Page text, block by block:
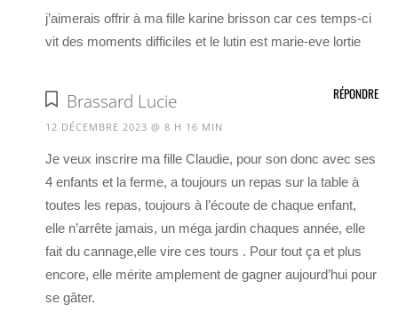
j’aimerais offrir à ma fille karine brisson car ces temps-ci
vit des moments difficiles et le lutin est marie-eve lortie
Brassard Lucie
12 DÉCEMBRE 2023 @ 8 H 16 MIN
Je veux inscrire ma fille Claudie, pour son donc avec ses
4 enfants et la ferme, a toujours un repas sur la table à
toutes les repas, toujours à l’écoute de chaque enfant,
elle n’arrête jamais, un méga jardin chaques année, elle
fait du cannage,elle vire ces tours . Pour tout ça et plus
encore, elle mérite amplement de gagner aujourd’hui pour
se gâter.
RÉPONDRE